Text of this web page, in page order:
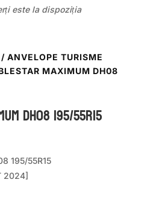
este la dispoziția
/ ANVELOPE TURISME
MAXIMUM DH08
DH08 195/55R15
195/55R15
2024]